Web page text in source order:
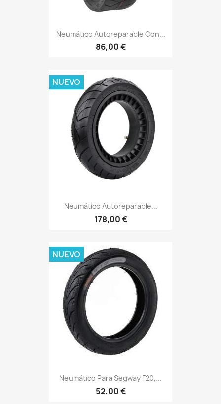
Neumático Autoreparable Con...
86,00 €
Neumático Autoreparable...
178,00 €
NUEVO
Neumático Para Segway F20,...
52,00 €
NUEVO